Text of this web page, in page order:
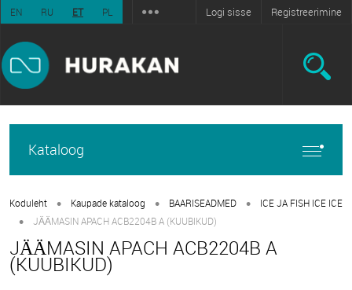
EN RU ET PL Logi sisse Registreerimine
Kataloog
Koduleht • Kaupade kataloog • BAARISEADMED • ICE JA FISH ICE ICE
• JÄÄMASIN APACH ACB2204B A (KUUBIKUD)
JÄÄMASIN APACH ACB2204B A
(KUUBIKUD)